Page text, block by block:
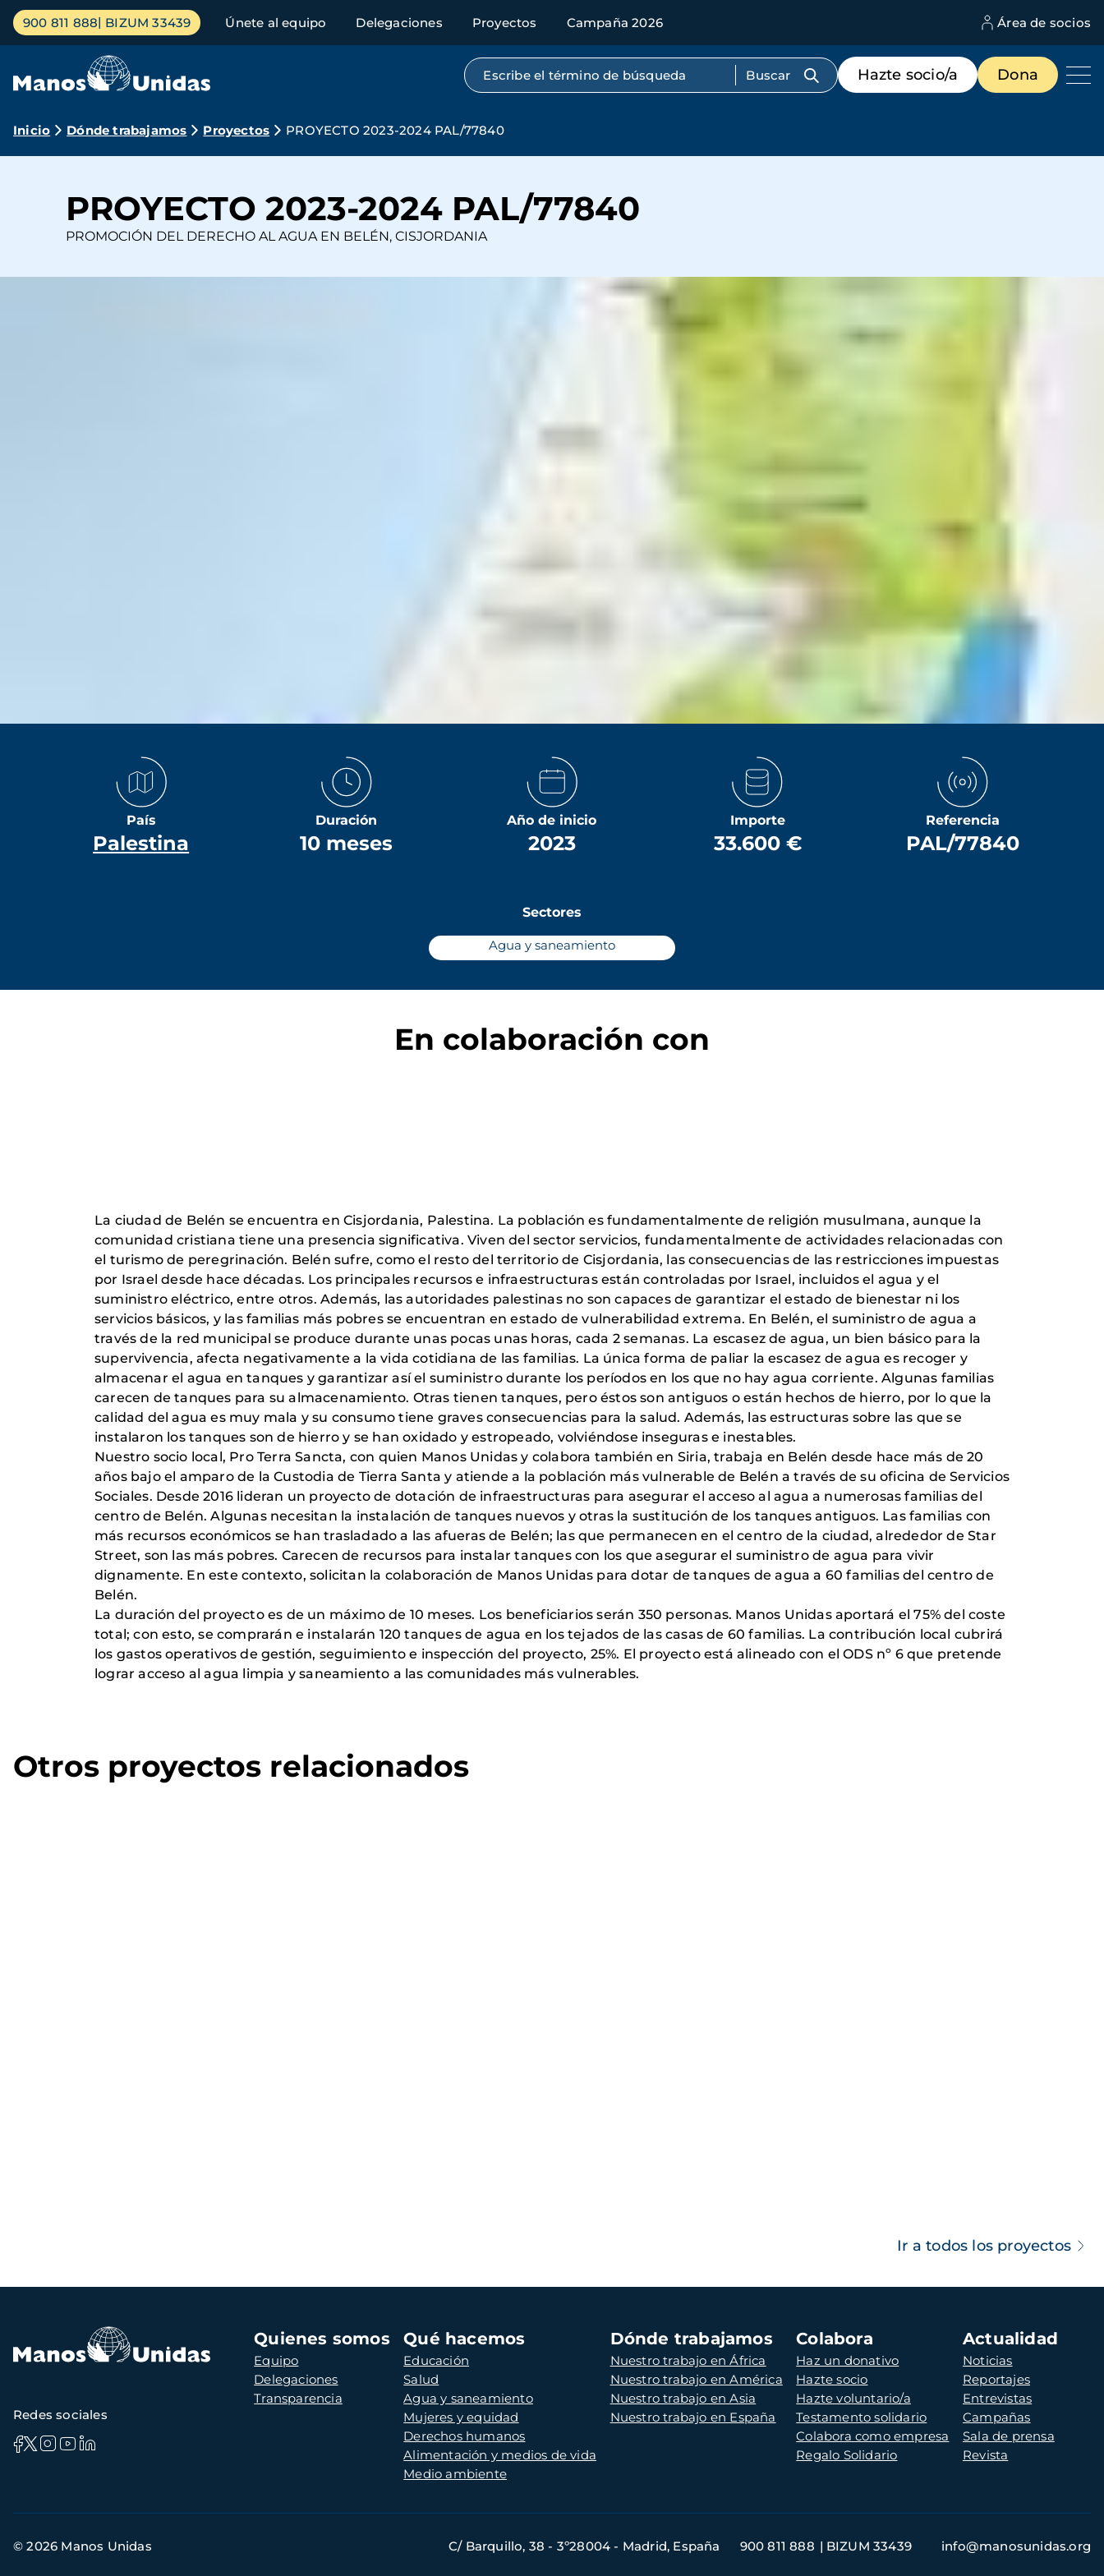
Pasar
contenido
Menú
principal
900 811 888 BIZUM 33439 Únete al equipo Delegaciones Proyectos Campaña 2026 Área de socios
Búsqueda por texto completo
Menú
de
destacados
Hazte socio/a Dona
Ruta
navegación
Inicio Dónde trabajamos Proyectos PROYECTO 2023-2024 PAL/77840
PROYECTO 2023-2024 PAL/77840
PROMOCIÓN DEL DERECHO AL AGUA EN BELÉN, CISJORDANIA
País
Palestina
Duración
10 meses
Año de inicio
2023
Importe
33.600 €
Referencia
PAL/77840
Sectores
Agua y saneamiento
En colaboración con
La ciudad de Belén se encuentra en Cisjordania, Palestina. La población es fundamentalmente de religión musulmana, aunque la
comunidad cristiana tiene una presencia significativa. Viven del sector servicios, fundamentalmente de actividades relacionadas con
el turismo de peregrinación. Belén sufre, como el resto del territorio de Cisjordania, las consecuencias de las restricciones impuestas
por Israel desde hace décadas. Los principales recursos e infraestructuras están controladas por Israel, incluidos el agua y el
suministro eléctrico, entre otros. Además, las autoridades palestinas no son capaces de garantizar el estado de bienestar ni los
servicios básicos, y las familias más pobres se encuentran en estado de vulnerabilidad extrema. En Belén, el suministro de agua a
través de la red municipal se produce durante unas pocas unas horas, cada 2 semanas. La escasez de agua, un bien básico para la
supervivencia, afecta negativamente a la vida cotidiana de las familias. La única forma de paliar la escasez de agua es recoger y
almacenar el agua en tanques y garantizar así el suministro durante los períodos en los que no hay agua corriente. Algunas familias
carecen de tanques para su almacenamiento. Otras tienen tanques, pero éstos son antiguos o están hechos de hierro, por lo que la
calidad del agua es muy mala y su consumo tiene graves consecuencias para la salud. Además, las estructuras sobre las que se
instalaron los tanques son de hierro y se han oxidado y estropeado, volviéndose inseguras e inestables.
Nuestro socio local, Pro Terra Sancta, con quien Manos Unidas y colabora también en Siria, trabaja en Belén desde hace más de 20
años bajo el amparo de la Custodia de Tierra Santa y atiende a la población más vulnerable de Belén a través de su oficina de Servicios
Sociales. Desde 2016 lideran un proyecto de dotación de infraestructuras para asegurar el acceso al agua a numerosas familias del
centro de Belén. Algunas necesitan la instalación de tanques nuevos y otras la sustitución de los tanques antiguos. Las familias con
más recursos económicos se han trasladado a las afueras de Belén; las que permanecen en el centro de la ciudad, alrededor de Star
Street, son las más pobres. Carecen de recursos para instalar tanques con los que asegurar el suministro de agua para vivir
dignamente. En este contexto, solicitan la colaboración de Manos Unidas para dotar de tanques de agua a 60 familias del centro de
Belén.
La duración del proyecto es de un máximo de 10 meses. Los beneficiarios serán 350 personas. Manos Unidas aportará el 75% del coste
total; con esto, se comprarán e instalarán 120 tanques de agua en los tejados de las casas de 60 familias. La contribución local cubrirá
los gastos operativos de gestión, seguimiento e inspección del proyecto, 25%. El proyecto está alineado con el ODS nº 6 que pretende
lograr acceso al agua limpia y saneamiento a las comunidades más vulnerables.
Otros proyectos relacionados
Ir a todos los proyectos
Navegación
principal
Quienes somos
Equipo
Delegaciones
Transparencia
Qué hacemos
Educación
Salud
Agua y saneamiento
Mujeres y equidad
Derechos humanos
Alimentación y medios de vida
Medio ambiente
Dónde trabajamos
Nuestro trabajo en África
Nuestro trabajo en América
Nuestro trabajo en Asia
Nuestro trabajo en España
Colabora
Haz un donativo
Hazte socio
Hazte voluntario/a
Testamento solidario
Colabora como empresa
Regalo Solidario
Actualidad
Noticias
Reportajes
Entrevistas
Campañas
Sala de prensa
Revista
Redes sociales
de
© 2026 Manos Unidas C/ Barquillo, 38 - 3º28004 - Madrid, España 900 811 888 BIZUM 33439 info@manosunidas.org